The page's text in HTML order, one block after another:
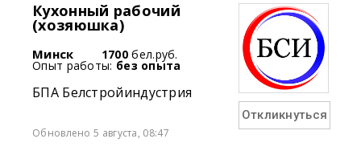
Кухонный рабочий
(хозяюшка)
Минск 1700 бел.руб.
Опыт работы: без опыта
БПА Белстройиндустрия
Обновлено 5 августа, 08:47
Откликнуться